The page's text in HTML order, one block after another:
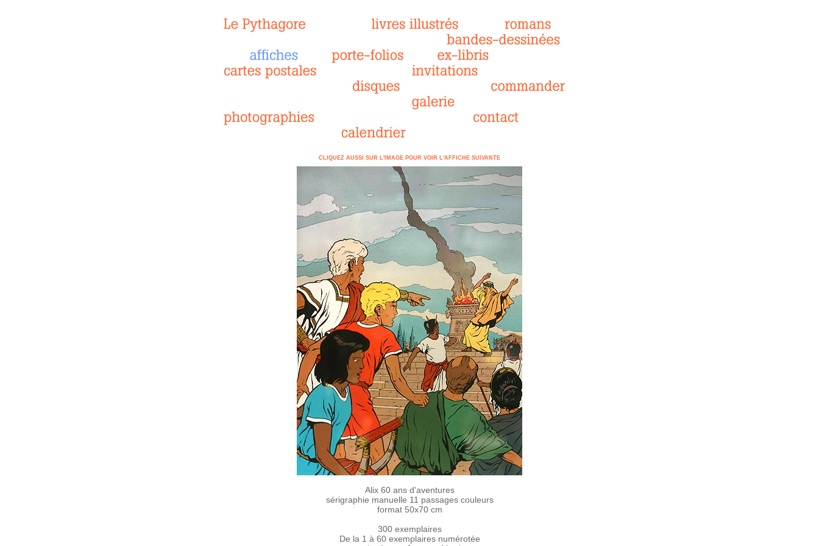
CLIQUEZ AUSSI SUR L'IMAGE POUR VOIR L'AFFICHE SUIVANTE
Alix 60 ans d'aventures
sérigraphie manuelle 11 passages couleurs
format 50x70 cm
300 exemplaires
De la 1 à 60 exemplaires numérotée